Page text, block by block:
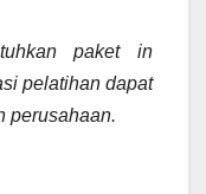
paket in
pelatihan dapat
perusahaan.